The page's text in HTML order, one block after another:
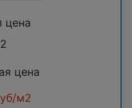
цена
цена
м2